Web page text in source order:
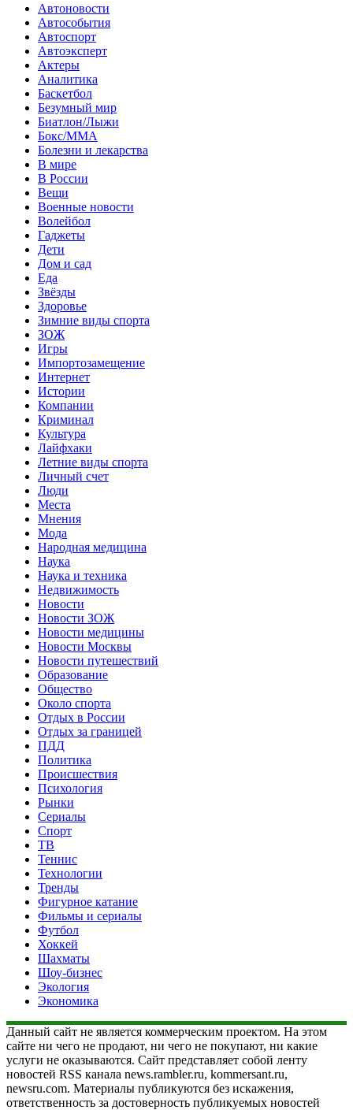
Автоновости
Автособытия
Автоспорт
Автоэксперт
Актеры
Аналитика
Баскетбол
Безумный мир
Биатлон/Лыжи
Бокс/MMA
Болезни и лекарства
В мире
В России
Вещи
Военные новости
Волейбол
Гаджеты
Дети
Дом и сад
Еда
Звёзды
Здоровье
Зимние виды спорта
ЗОЖ
Игры
Импортозамещение
Интернет
Истории
Компании
Криминал
Культура
Лайфхаки
Летние виды спорта
Личный счет
Люди
Места
Мнения
Мода
Народная медицина
Наука
Наука и техника
Недвижимость
Новости
Новости ЗОЖ
Новости медицины
Новости Москвы
Новости путешествий
Образование
Общество
Около спорта
Отдых в России
Отдых за границей
ПДД
Политика
Происшествия
Психология
Рынки
Сериалы
Спорт
ТВ
Теннис
Технологии
Тренды
Фигурное катание
Фильмы и сериалы
Футбол
Хоккей
Шахматы
Шоу-бизнес
Экология
Экономика
Данный сайт не является коммерческим проектом. На этом
сайте ни чего не продают, ни чего не покупают, ни какие
услуги не оказываются. Сайт представляет собой ленту
новостей RSS канала news.rambler.ru, kommersant.ru,
newsru.com. Материалы публикуются без искажения,
ответственность за достоверность публикуемых новостей